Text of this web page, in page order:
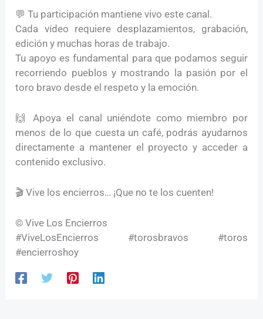
💬 Tu participación mantiene vivo este canal.
Cada vídeo requiere desplazamientos, grabación,
edición y muchas horas de trabajo.
Tu apoyo es fundamental para que podamos seguir
recorriendo pueblos y mostrando la pasión por el
toro bravo desde el respeto y la emoción.
🙌 Apoya el canal uniéndote como miembro por
menos de lo que cuesta un café, podrás ayudarnos
directamente a mantener el proyecto y acceder a
contenido exclusivo.
🎬 Vive los encierros… ¡Que no te los cuenten!
© Vive Los Encierros
#ViveLosEncierros #torosbravos #toros
#encierroshoy